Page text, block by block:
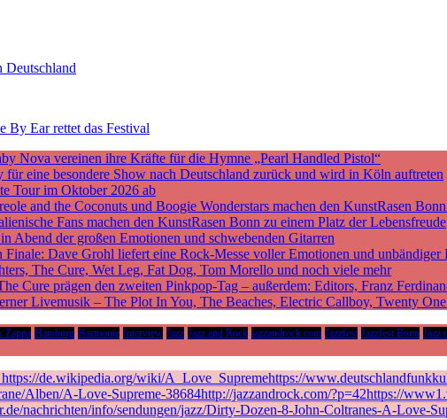
Deutschland
By Ear rettet das Festival
Nova vereinen ihre Kräfte für die Hymne „Pearl Handled Pistol“
eine besondere Show nach Deutschland zurück und wird in Köln auftreten
Tour im Oktober 2026 ab
and the Coconuts und Boogie Wonderstars machen den KunstRasen
Fans machen den KunstRasen Bonn zu einem Platz der Lebensfreude
Abend der großen Emotionen und schwebenden Gitarren
Dave Grohl liefert eine Rock-Messe voller Emotionen und unbändiger
The Cure, Wet Leg, Fat Dog, Tom Morello und noch viele mehr
Cure prägen den zweiten Pinkpop-Tag – außerdem: Editors, Franz
Livemusik – The Plot In You, The Beaches, Electric Callboy, Twenty
Zappa Hamburg Harmonie Interview Jazz Jazz and Rock jazzandrock.com Jazzfest Jazzfest Bonn Jazz
de.wikipedia.org/wiki/A_Love_Supremehttps://
Alben/A-Love-Supreme-38684http://jazzandrock.com/?p=42https://
nachrichten/info/sendungen/jazz/Dirty-Dozen-8-John-Coltranes-A-Love-